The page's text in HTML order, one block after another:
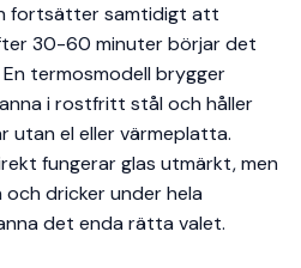
fortsätter samtidigt att
30-60 minuter börjar det
termosmodell brygger
i rostfritt stål och håller
utan el eller värmeplatta.
fungerar glas utmärkt, men
dricker under hela
det enda rätta valet.